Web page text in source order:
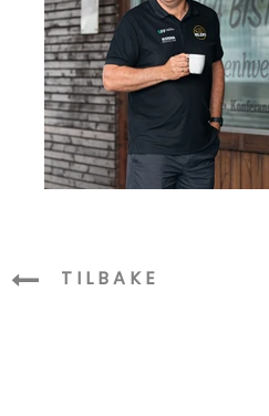
TILBAKE